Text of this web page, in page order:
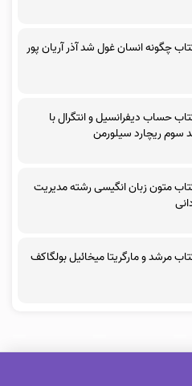
چگونه انسان غول شد آذر آریان پور
حساب دیفرانسیل و انتگرال با
سوم ریچارد سیلورمن
متون زبان انگیسی رشته مدیریت
مرشد و مارگریتا میخائیل بولگاکف